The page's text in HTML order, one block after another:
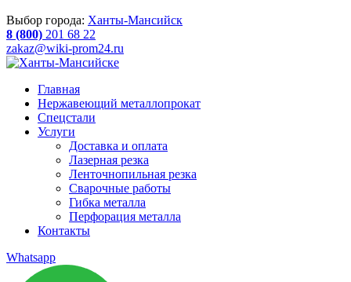
Выбор города: Ханты-Мансийск
8 (800) 201 68 22
zakaz@wiki-prom24.ru
Главная
Нержавеющий металлопрокат
Спецстали
Услуги
Доставка и оплата
Лазерная резка
Ленточнопильная резка
Сварочные работы
Гибка металла
Перфорация металла
Контакты
Whatsapp